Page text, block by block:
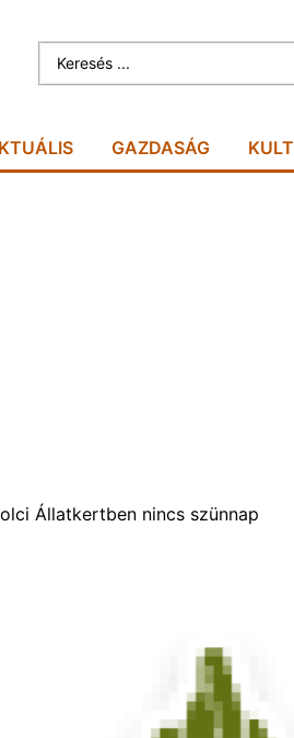
GAZDASÁG
Állatkertben nincs szünnap